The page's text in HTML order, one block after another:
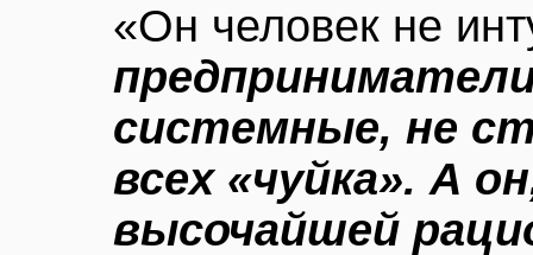
«Он человек не
системные, не
всех «чуйка». А
высочайшей